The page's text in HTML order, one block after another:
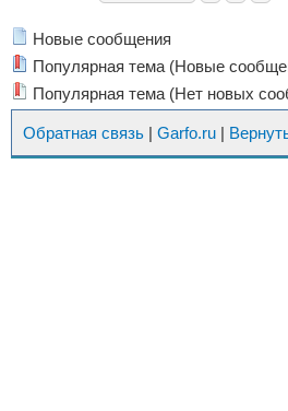
Новые сообщения
Популярная тема (Новые
Популярная тема (Нет новых
Обратная связь | Garfo.ru |